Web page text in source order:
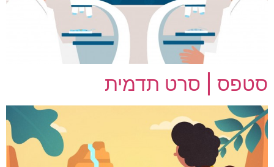
סטפס | סרט תדמית